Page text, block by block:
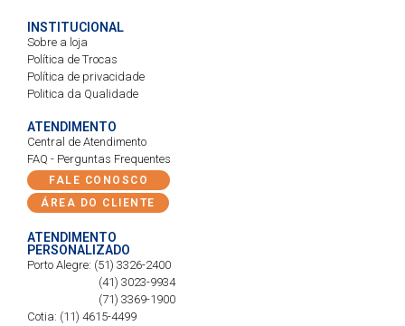
INSTITUCIONAL
Sobre a loja
Política de Trocas
Política de privacidade
Politica da Qualidade
ATENDIMENTO
Central de Atendimento
FAQ - Perguntas Frequentes
FALE CONOSCO
ÁREA DO CLIENTE
ATENDIMENTO
PERSONALIZADO
Porto Alegre: (51) 3326-2400
(41) 3023-9934
(71) 3369-1900
Cotia: (11) 4615-4499